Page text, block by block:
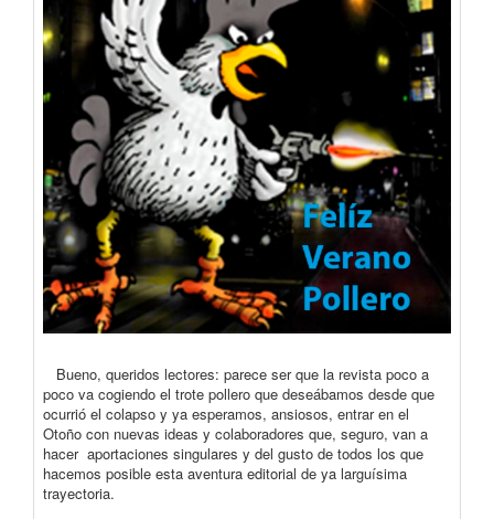
Bueno, queridos lectores: parece ser que la revista poco a
poco va cogiendo el trote pollero que deseábamos desde que
ocurrió el colapso y ya esperamos, ansiosos, entrar en el
Otoño con nuevas ideas y colaboradores que, seguro, van a
hacer aportaciones singulares y del gusto de todos los que
hacemos posible esta aventura editorial de ya larguísima
trayectoria.